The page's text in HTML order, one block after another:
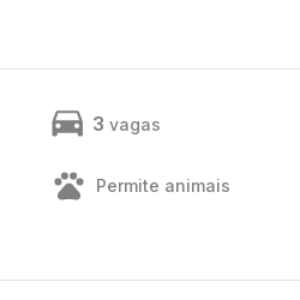
3 vagas
Permite animais